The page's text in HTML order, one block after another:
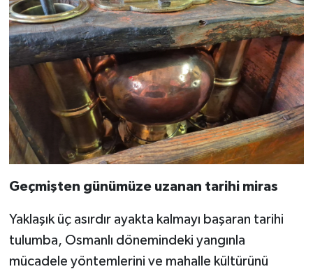
Geçmişten günümüze uzanan tarihi miras
Yaklaşık üç asırdır ayakta kalmayı başaran tarihi
tulumba, Osmanlı dönemindeki yangınla
mücadele yöntemlerini ve mahalle kültürünü